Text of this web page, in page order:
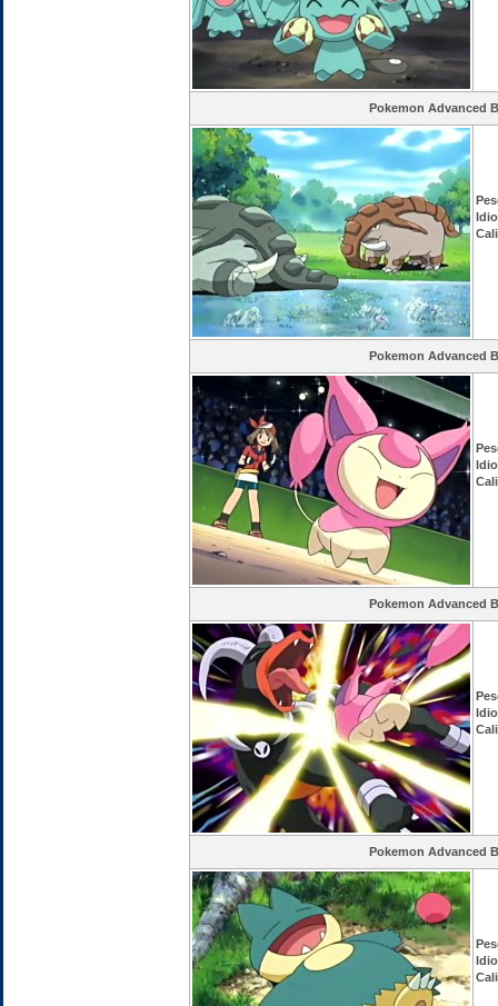
Pokemon Advanced
Pokemon Advanced
Pokemon Advanced
Pokemon Advanced